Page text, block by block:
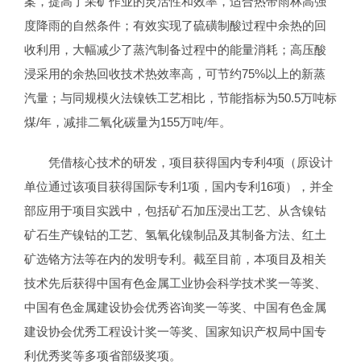
度降雨的自然条件；有效实现了硫磺制酸过程中余热的回
收利用，大幅减少了蒸汽制备过程中的能量消耗；高压酸
浸采用的余热回收技术热效率高，可节约75%以上的新蒸
汽量；与同规模火法镍铁工艺相比，节能指标为50.5万吨标
煤/年，减排二氧化碳量为155万吨/年。
凭借核心技术的研发，项目获得国内专利4项（原设计
单位通过该项目获得国际专利1项，国内专利16项），并全
部应用于项目实践中，包括矿石加压浸出工艺、从含镍钴
矿石生产镍钴的工艺、氢氧化镍制品及其制备方法、红土
矿选铬方法等在内的发明专利。截至目前，本项目及相关
技术先后获得中国有色金属工业协会科学技术奖一等奖、
中国有色金属建设协会优秀咨询奖一等奖、中国有色金属
建设协会优秀工程设计奖一等奖、国家知识产权局中国专
利优秀奖等多项省部级奖项。